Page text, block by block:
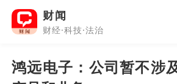
财闻
财经·科技·法治
鸿远电子：公司暂不涉